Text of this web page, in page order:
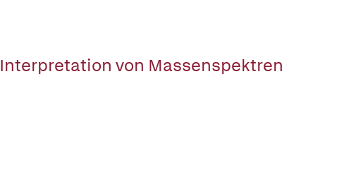
Interpretation von Massenspektren